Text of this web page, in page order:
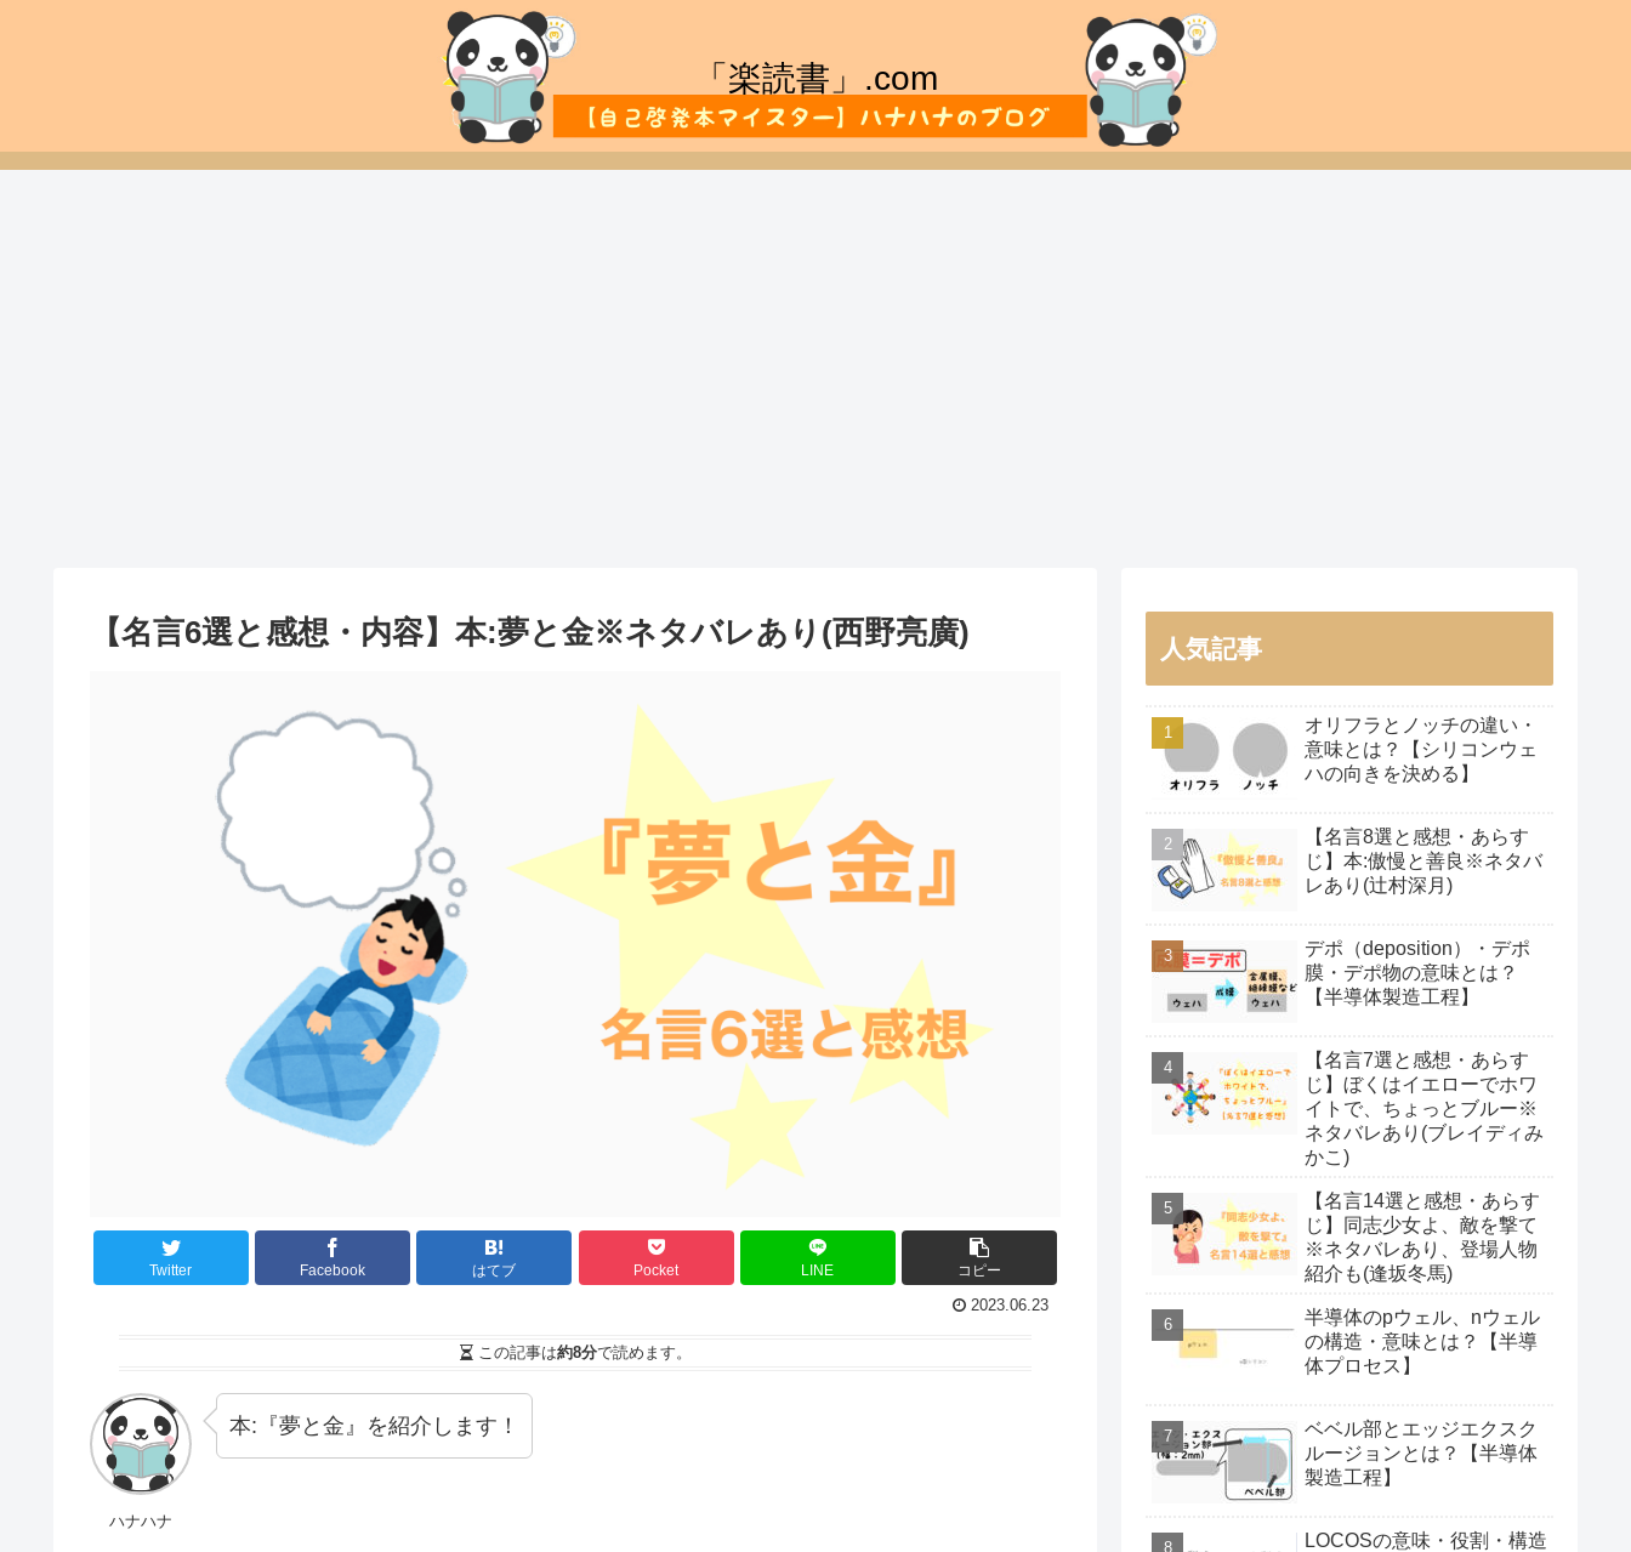
「楽読書」.com
【名言6選と感想・内容】本:夢と金※ネタバレあり(西野亮廣)
Twitter Facebook はてブ Pocket LINE コピー
2023.06.23
この記事は約8分で読めます。
ハナハナ
本:『夢と金』を紹介します！
人気記事
オリフラとノッチの違い・
意味とは？【シリコンウェ
ハの向きを決める】
【名言8選と感想・あらす
じ】本:傲慢と善良※ネタバ
レあり(辻村深月)
デポ（deposition）・デポ
膜・デポ物の意味とは？
【半導体製造工程】
【名言7選と感想・あらす
じ】ぼくはイエローでホワ
イトで、ちょっとブルー※
ネタバレあり(ブレイディみ
かこ)
【名言14選と感想・あらす
じ】同志少女よ、敵を撃て
※ネタバレあり、登場人物
紹介も(逢坂冬馬)
半導体のpウェル、nウェル
の構造・意味とは？【半導
体プロセス】
ベベル部とエッジエクスク
ルージョンとは？【半導体
製造工程】
LOCOSの意味・役割・構造